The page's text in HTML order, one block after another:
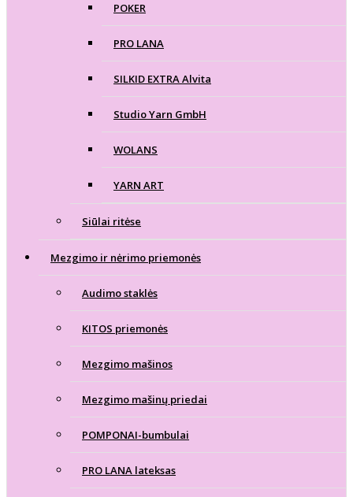
POKER
PRO LANA
SILKID EXTRA Alvita
Studio Yarn GmbH
WOLANS
YARN ART
Siūlai ritėse
Mezgimo ir nėrimo priemonės
Audimo staklės
KITOS priemonės
Mezgimo mašinos
Mezgimo mašinų priedai
POMPONAI-bumbulai
PRO LANA lateksas